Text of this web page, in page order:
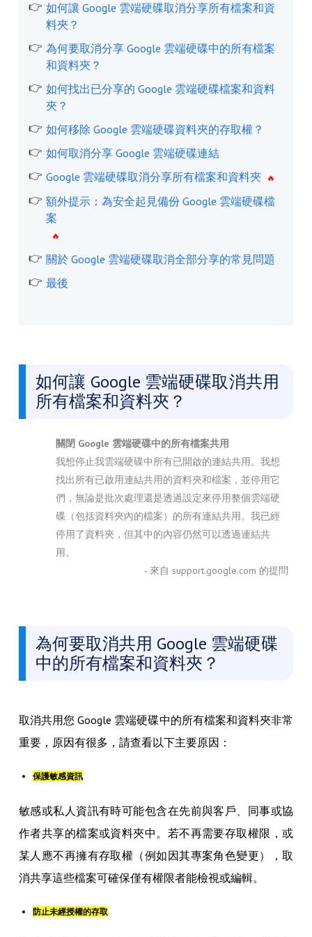
如何讓 Google 雲端硬碟取消分享所有檔案和資
料夾？
為何要取消分享 Google 雲端硬碟中的所有檔案
和資料夾？
如何找出已分享的 Google 雲端硬碟檔案和資料
夾？
如何移除 Google 雲端硬碟資料夾的存取權？
如何取消分享 Google 雲端硬碟連結
Google 雲端硬碟取消分享所有檔案和資料夾
額外提示：為安全起見備份 Google 雲端硬碟檔
案
關於 Google 雲端硬碟取消全部分享的常見問題
最後
如何讓 Google 雲端硬碟取消共用
所有檔案和資料夾？
關閉 Google 雲端硬碟中的所有檔案共用
我想停止我雲端硬碟中所有已開啟的連結共用。我想
找出所有已啟用連結共用的資料夾和檔案，並停用它
們，無論是批次處理還是透過設定來停用整個雲端硬
碟（包括資料夾內的檔案）的所有連結共用。我已經
停用了資料夾，但其中的內容仍然可以透過連結共
用。
- 來自 support.google.com 的提問
為何要取消共用 Google 雲端硬碟
中的所有檔案和資料夾？
取消共用您 Google 雲端硬碟中的所有檔案和資料夾非常
重要，原因有很多，請查看以下主要原因：
保護敏感資訊
敏感或私人資訊有時可能包含在先前與客戶、同事或協
作者共享的檔案或資料夾中。若不再需要存取權限，或
某人應不再擁有存取權（例如因其專案角色變更），取
消共享這些檔案可確保僅有權限者能檢視或編輯。
防止未經授權的存取